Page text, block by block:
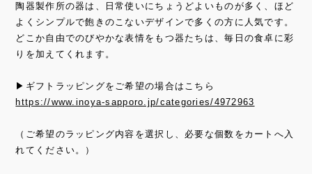
陶器製作所の器は、日常使いにちょうどよいものが多く、ほど
よくシンプルで飽きのこないデザインで多くの方に人気です。
どこか自由でのびやかな表情をもつ器たちは、毎日の食卓に彩
りを加えてくれます。
▶ギフトラッピングをご希望の場合はこちら
https://www.inoya-sapporo.jp/categories/4972963
（ご希望のラッピング内容を選択し、必要な個数をカートへ入
れてください。）